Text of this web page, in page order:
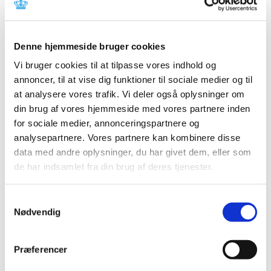
Denne hjemmeside bruger cookies
Vi bruger cookies til at tilpasse vores indhold og
annoncer, til at vise dig funktioner til sociale medier og til
at analysere vores trafik. Vi deler også oplysninger om
din brug af vores hjemmeside med vores partnere inden
for sociale medier, annonceringspartnere og
analysepartnere. Vores partnere kan kombinere disse
data med andre oplysninger, du har givet dem, eller som
de har indsamlet fra din brug af deres tjenester.
Nødvendig
Præferencer
(Moderna), uge 35
Lægemiddelstyrelsen har behandlet i alt 2.690
indberetninger om formodede bivirkninger ved
Status på behandlede indberetninger om
formodede bivirkninger ved COVID-19 Vaccine
Janssen (Johnson & Johnson), uge 35
2. september 2021
Lægemiddelstyrelsen har frem til den 31. august 2021
modtaget 456 indberetninger om formodede…
formodede bivirkninger ved Vaxzevria
(AstraZeneca), uge 35
Lægemiddelstyrelsen har behandlet i alt 3.869